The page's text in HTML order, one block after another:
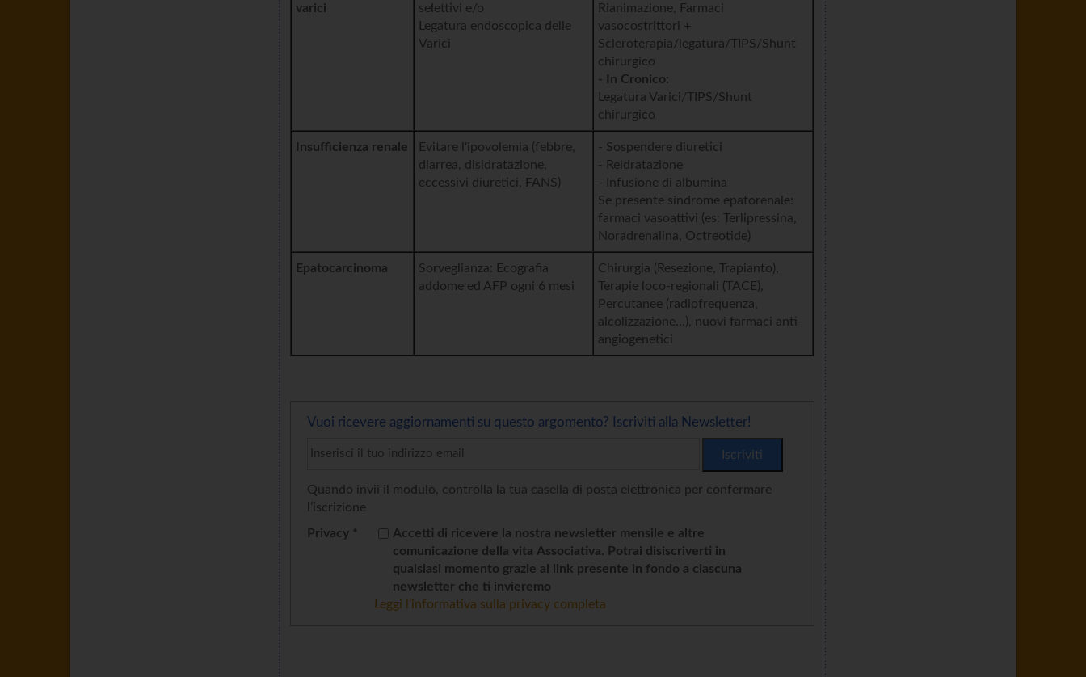
varici
selettivi e/o
Legatura endoscopica delle
Varici
Rianimazione, Farmaci
vasocostrittori +
Scleroterapia/legatura/TIPS/Shunt
chirurgico
- In Cronico:
Legatura Varici/TIPS/Shunt
chirurgico
Insufficienza renale
Evitare l'ipovolemia (febbre,
diarrea, disidratazione,
eccessivi diuretici, FANS)
- Sospendere diuretici
- Reidratazione
- Infusione di albumina
Se presente sindrome epatorenale:
farmaci vasoattivi (es: Terlipressina,
Noradrenalina, Octreotide)
Epatocarcinoma
Sorveglianza: Ecografia
addome ed AFP ogni 6 mesi
Chirurgia (Resezione, Trapianto),
Terapie loco-regionali (TACE),
Percutanee (radiofrequenza,
alcolizzazione…), nuovi farmaci anti-
angiogenetici
Vuoi ricevere aggiornamenti su questo argomento? Iscriviti alla Newsletter!
Quando invii il modulo, controlla la tua casella di posta elettronica per confermare
l’iscrizione
Privacy *
Accetti di ricevere la nostra newsletter mensile e altre
comunicazione della vita Associativa. Potrai disiscriverti in
qualsiasi momento grazie al link presente in fondo a ciascuna
newsletter che ti invieremo
Leggi l’informativa sulla privacy completa